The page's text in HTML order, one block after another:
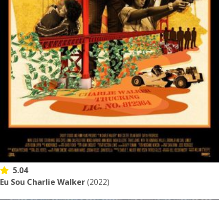
5.04
Eu Sou Charlie Walker(2022)